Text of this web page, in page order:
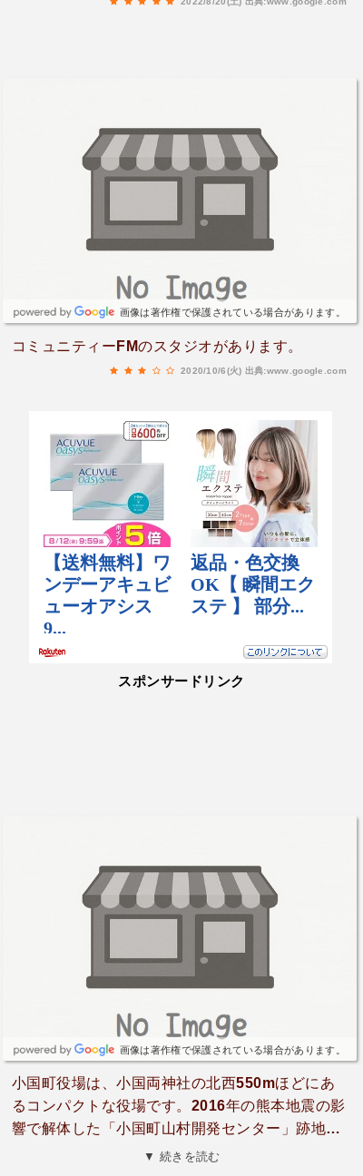
画像は著作権で保護されている場合があります。
コミュニティーFMのスタジオがあります。
2020/10/6(火) 出典:www.google.com
スポンサードリンク
画像は著作権で保護されている場合があります。
小国町役場は、小国両神社の北西550mほどにあ
るコンパクトな役場です。2016年の熊本地震の影
響で解体した「小国町山村開発センター」跡地に
新しく庁舎コミュニティ棟が2019年に完成しまし
▼ 続きを読む